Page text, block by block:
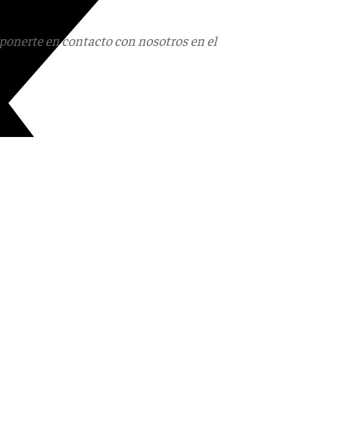
ponerte en contacto con nosotros en el